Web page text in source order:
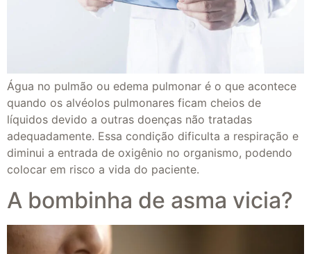
Água no pulmão ou edema pulmonar é o que acontece
quando os alvéolos pulmonares ficam cheios de
líquidos devido a outras doenças não tratadas
adequadamente. Essa condição dificulta a respiração e
diminui a entrada de oxigênio no organismo, podendo
colocar em risco a vida do paciente.
A bombinha de asma vicia?